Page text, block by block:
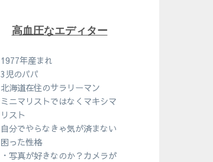
高血圧なエディター
1977年産まれ
3児のパパ
北海道在住のサラリーマン
ミニマリストではなくマキシマ
リスト
自分でやらなきゃ気が済まない
困った性格
・写真が好きなのか？カメラが